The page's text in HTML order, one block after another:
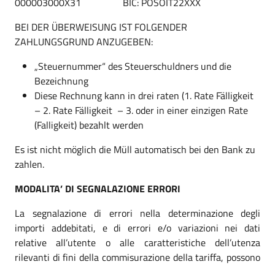
BEI DER ÜBERWEISUNG IST FOLGENDER
ZAHLUNGSGRUND ANZUGEBEN:
„Steuernummer“ des Steuerschuldners und die
Bezeichnung
Diese Rechnung kann in drei raten (1. Rate Fälligkeit
– 2. Rate Fälligkeit – 3. oder in einer einzigen Rate
(Falligkeit) bezahlt werden
Es ist nicht möglich die Müll automatisch bei den Bank zu
zahlen.
MODALITA’ DI SEGNALAZIONE ERRORI
La segnalazione di errori nella determinazione degli
importi addebitati, e di errori e/o variazioni nei dati
relative all’utente o alle caratteristiche dell’utenza
rilevanti di fini della commisurazione della tariffa, possono